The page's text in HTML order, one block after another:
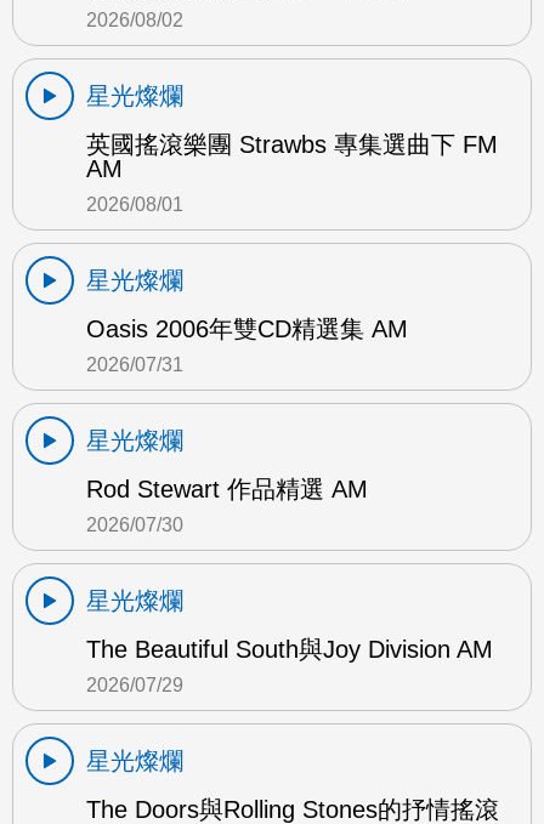
2026/08/02
星光燦爛
英國搖滾樂團 Strawbs 專集選曲下 FM
AM
2026/08/01
星光燦爛
Oasis 2006年雙CD精選集 AM
2026/07/31
星光燦爛
Rod Stewart 作品精選 AM
2026/07/30
星光燦爛
The Beautiful South與Joy Division AM
2026/07/29
星光燦爛
The Doors與Rolling Stones的抒情搖滾